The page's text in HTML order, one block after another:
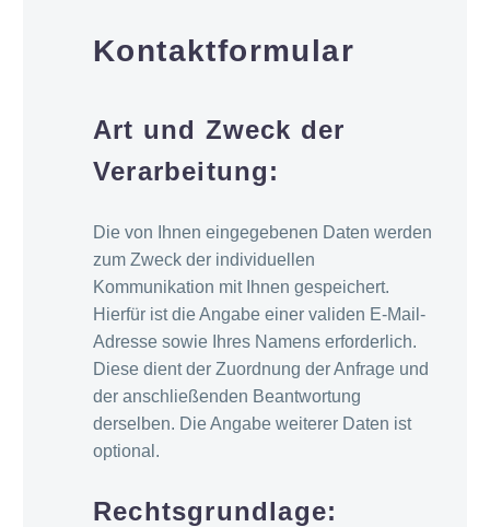
Kontaktformular
Art und Zweck der
Verarbeitung:
Die von Ihnen eingegebenen Daten werden
zum Zweck der individuellen
Kommunikation mit Ihnen gespeichert.
Hierfür ist die Angabe einer validen E-Mail-
Adresse sowie Ihres Namens erforderlich.
Diese dient der Zuordnung der Anfrage und
der anschließenden Beantwortung
derselben. Die Angabe weiterer Daten ist
optional.
Rechtsgrundlage: